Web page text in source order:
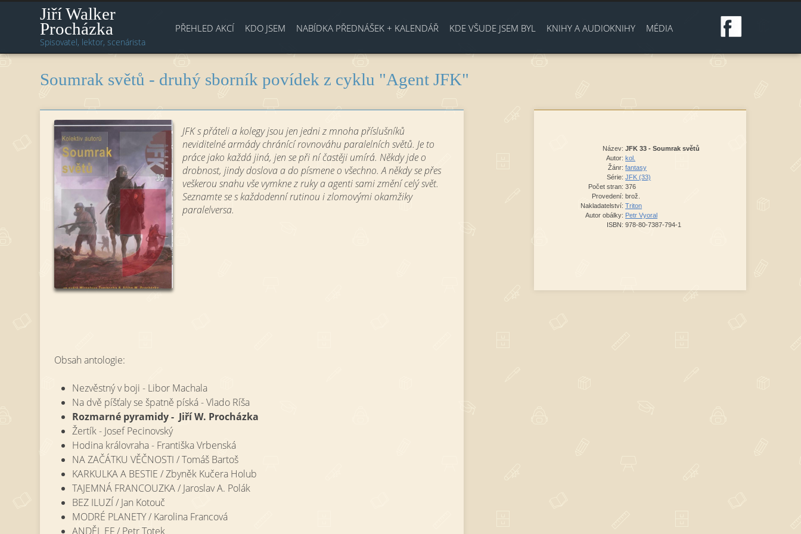
Jiří Walker
Procházka
Spisovatel, lektor, scenárista
PŘEHLED AKCÍ KDO JSEM NABÍDKA PŘEDNÁŠEK + KALENDÁŘ KDE VŠUDE JSEM BYL KNIHY A AUDIOKNIHY MÉDIA
Soumrak světů - druhý sborník povídek z cyklu "Agent JFK"
JFK s přáteli a kolegy jsou jen jedni z mnoha příslušníků
neviditelné armády chránící rovnováhu paralelních světů. Je to
práce jako každá jiná, jen se při ní častěji umírá. Někdy jde o
drobnost, jindy doslova a do písmene o všechno. A někdy se přes
veškerou snahu vše vymkne z ruky a agenti sami změní celý svět.
Seznamte se s každodenní rutinou i zlomovými okamžiky
paralelversa.
Obsah antologie:
Nezvěstný v boji - Libor Machala
Na dvě píšťaly se špatně píská - Vlado Ríša
Rozmarné pyramidy - Jiří W. Procházka
Žertík - Josef Pecinovský
Hodina královraha - Františka Vrbenská
NA ZAČÁTKU VĚČNOSTI / Tomáš Bartoš
KARKULKA A BESTIE / Zbyněk Kučera Holub
TAJEMNÁ FRANCOUZKA / Jaroslav A. Polák
BEZ ILUZÍ / Jan Kotouč
MODRÉ PLANETY / Karolina Francová
ANDĚL EF / Petr Totek
Název: JFK 33 - Soumrak světů
Autor: kol.
Žánr: fantasy
Série: JFK (33)
Počet stran: 376
Provedení: brož.
Nakladatelství: Triton
Autor obálky: Petr Vyoral
ISBN: 978-80-7387-794-1